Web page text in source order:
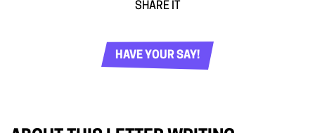
SHARE IT
HAVE YOUR SAY!